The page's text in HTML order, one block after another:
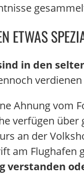
ETWAS
in den
Ahnung vom
verfügen über
an der
am Flughafen
verstanden